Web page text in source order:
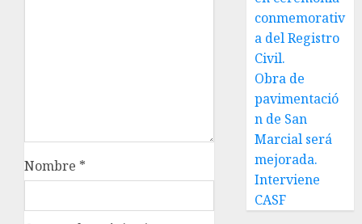
Nombre *
conmemorativ
a del Registro
Civil.
Obra de
pavimentació
n de San
Marcial será
mejorada.
Interviene
CASF